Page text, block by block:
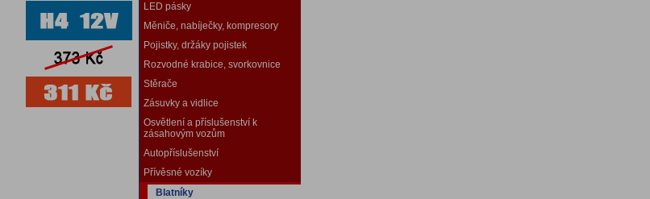
LED pásky
Měniče, nabíječky, kompresory
Pojistky, držáky pojistek
Rozvodné krabice, svorkovnice
Stěrače
Zásuvky a vidlice
Osvětlení a příslušenství k
zásahovým vozům
Autopříslušenství
Přívěsné vozíky
Blatníky